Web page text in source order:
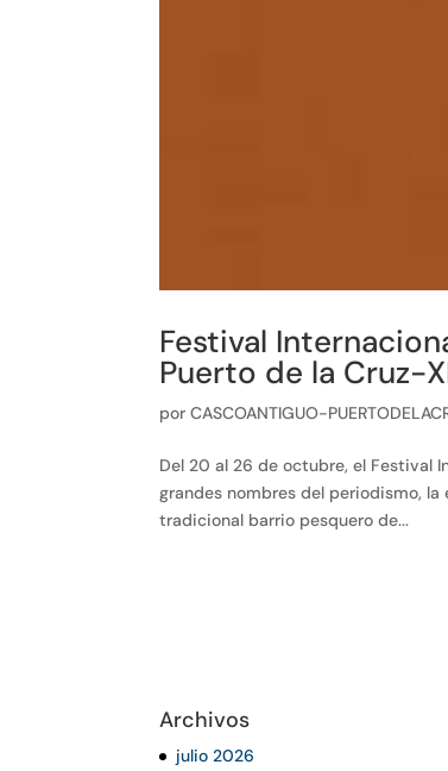
Festival
Puerto de la Cruz-
porCASCOANTIGUO-
Del 20 al 26 de octubre, el Festival
grandes nombres del periodismo,
tradicional barrio pesquero de...
Archivos
julio 2026